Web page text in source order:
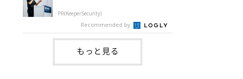
慎之介くんが生後2カ月のころ、家族に迎
えて約2週間後に撮影された一枚。小さな
体とあどけない表情が印象的です。飼い主
さんの夫に抱っこされる慎之介くん。@B
@lina_and_leona紹介するのは、
Instagramユーザー@lina_and_leonaさん
の愛犬・レオナちゃん（取材時6才／柴犬
／写真右）です。穏やかで優しい表情を見
せる今の姿からは想像できませんが、レオ
ナちゃんには悲しい過去があるといいま
す。人が怖くてケージの中で震えていた家
PR(KeeperSecurity)
Recommended by
もっと見る